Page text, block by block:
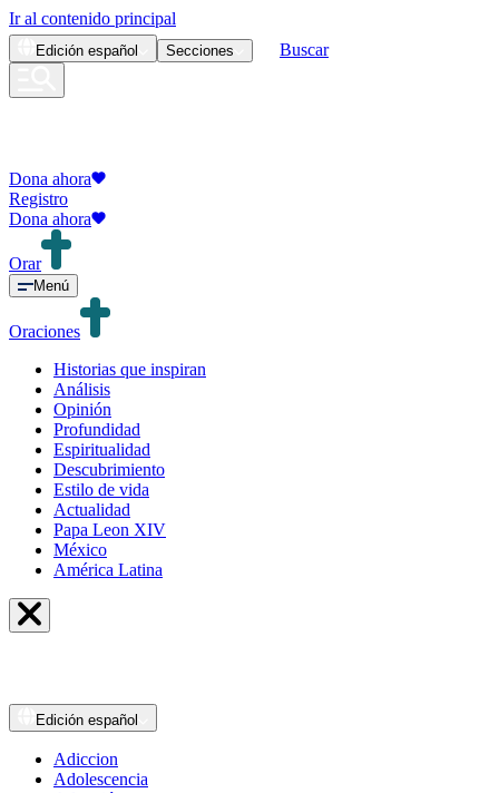
Ir al contenido principal
Edición español Secciones Buscar
Dona ahora
Registro
Dona ahora
Orar
Menú
Oraciones
Historias que inspiran
Análisis
Opinión
Profundidad
Espiritualidad
Descubrimiento
Estilo de vida
Actualidad
Papa Leon XIV
México
América Latina
Edición español
Adiccion
Adolescencia